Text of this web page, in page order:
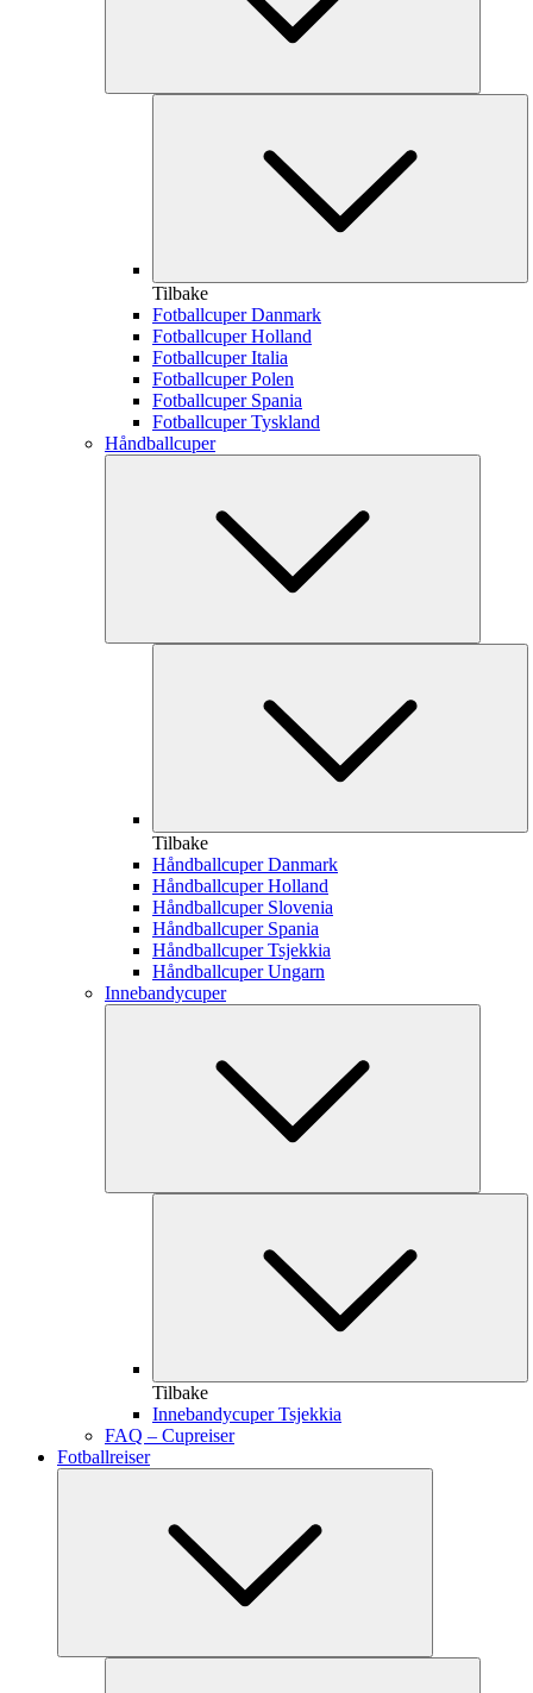
Tilbake
Fotballcuper Danmark
Fotballcuper Holland
Fotballcuper Italia
Fotballcuper Polen
Fotballcuper Spania
Fotballcuper Tyskland
Håndballcuper
Tilbake
Håndballcuper Danmark
Håndballcuper Holland
Håndballcuper Slovenia
Håndballcuper Spania
Håndballcuper Tsjekkia
Håndballcuper Ungarn
Innebandycuper
Tilbake
Innebandycuper Tsjekkia
FAQ – Cupreiser
Fotballreiser